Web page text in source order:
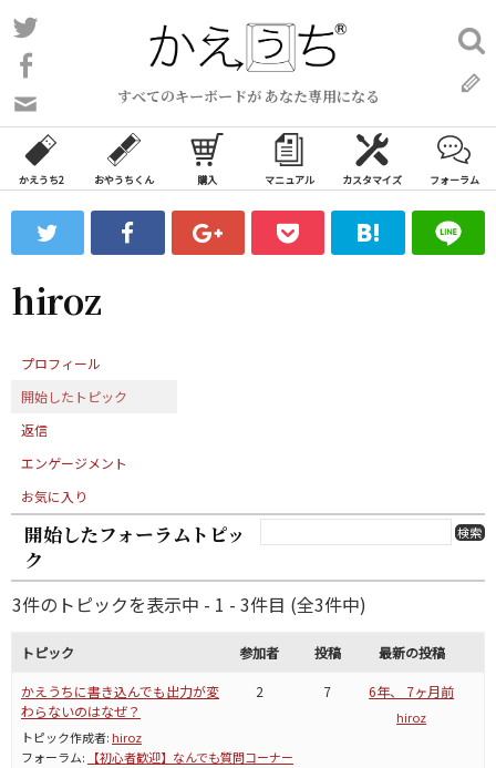
コ
ン
ン
ツ
ス
ッ
プ
すべてのキーボードが あなた専用になる
い
合
わ
フ
ォ
ム
検
索:
かえうち2 おやうちくん 購入 マニュアル カスタマイズ フォーラム
hiroz
プロフィール
開始したトピック
返信
エンゲージメント
お気に入り
開始したフォーラムトピッ
ク
3件のトピックを表示中 - 1 - 3件目 (全3件中)
トピック 参加者 投稿 最新の投稿
かえうちに書き込んでも出力が変
わらないのはなぜ？
トピック作成者: hiroz
フォーラム:
【初心者歓迎】なんでも質問コーナー
2 7 6年、 7ヶ月前
hiroz